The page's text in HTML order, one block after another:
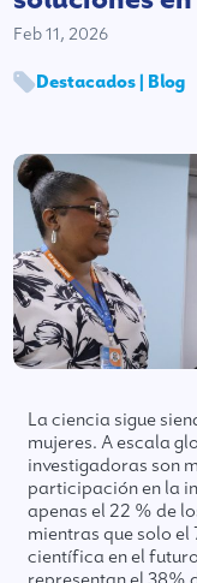
Feb 11, 2026
Destacados | Blog
La ciencia sigue
mujeres. A escala
investigadoras son
participación en la
apenas el 22 % de
mientras que solo el
científica en el